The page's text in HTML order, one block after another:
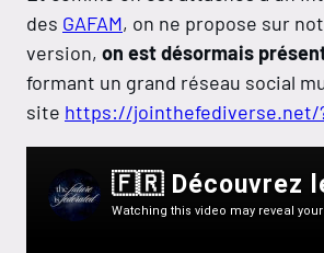
des GAFAM, on ne propose sur
version, on est désormais
formant un grand réseau social
site https://jointhefediverse.net/